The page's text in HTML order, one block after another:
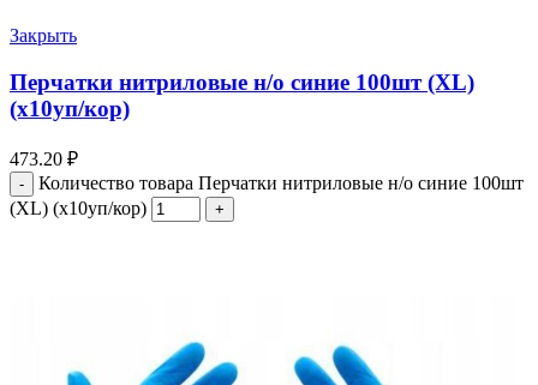
Закрыть
Перчатки нитриловые н/о синие 100шт (ХL)
(х10уп/кор)
473.20 ₽
Количество товара Перчатки нитриловые н/о синие 100шт
(ХL) (х10уп/кор)